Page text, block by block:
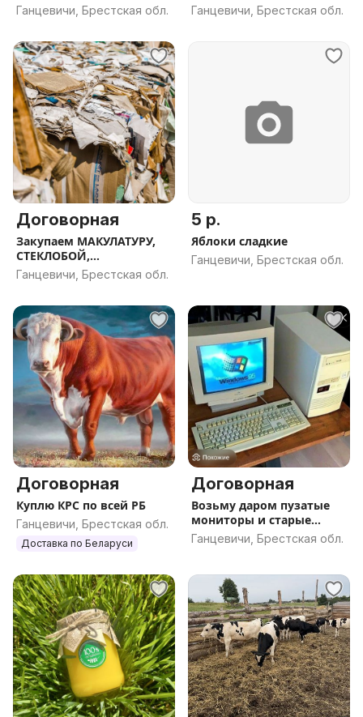
Ганцевичи, Брестская обл. Ганцевичи, Брестская обл.
Договорная
Закупаем МАКУЛАТУРУ,
СТЕКЛОБОЙ,
ПОЛИЭТИЛЕН, ПЭТ-бу
Ганцевичи, Брестская обл.
5 р.
Яблоки сладкие
Ганцевичи, Брестская обл.
Договорная
Куплю КРС по всей РБ
Ганцевичи, Брестская обл.
Доставка по Беларуси
Договорная
Возьму даром пузатые
мониторы и старые
компьютеры
Ганцевичи, Брестская обл.